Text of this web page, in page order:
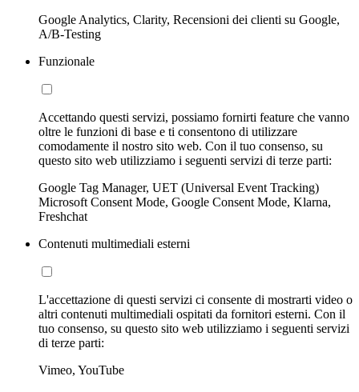
Google Analytics, Clarity, Recensioni dei clienti su Google,
A/B-Testing
Funzionale
Accettando questi servizi, possiamo fornirti feature che vanno
oltre le funzioni di base e ti consentono di utilizzare
comodamente il nostro sito web. Con il tuo consenso, su
questo sito web utilizziamo i seguenti servizi di terze parti:
Google Tag Manager, UET (Universal Event Tracking)
Microsoft Consent Mode, Google Consent Mode, Klarna,
Freshchat
Contenuti multimediali esterni
L'accettazione di questi servizi ci consente di mostrarti video o
altri contenuti multimediali ospitati da fornitori esterni. Con il
tuo consenso, su questo sito web utilizziamo i seguenti servizi
di terze parti:
Vimeo, YouTube